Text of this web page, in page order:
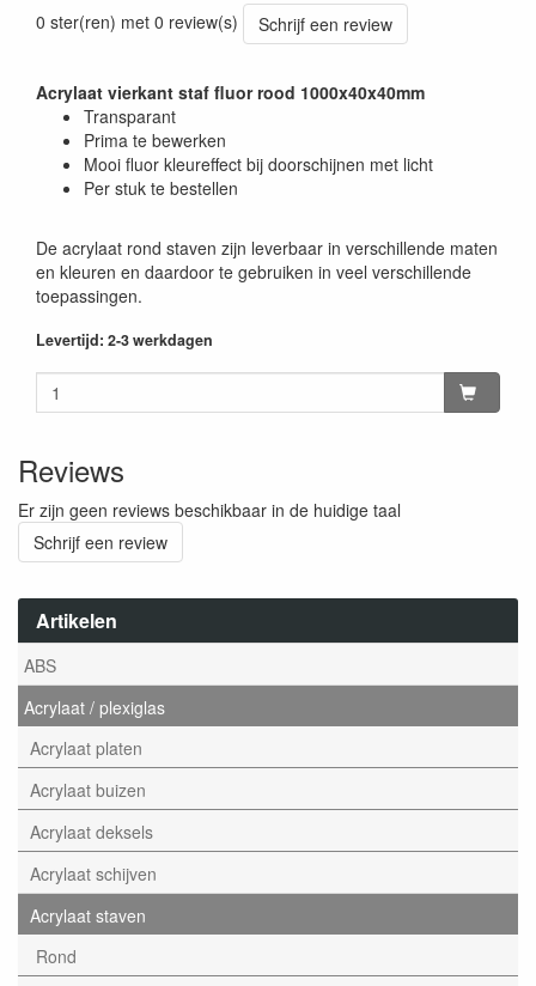
Artikelen
ABS
Acrylaat / plexiglas
Acrylaat platen
Acrylaat buizen
Acrylaat deksels
Acrylaat schijven
Acrylaat staven
Rond
0 ster(ren) met 0 review(s)
Schrijf een review
Acrylaat vierkant staf fluor rood 1000x40x40mm
Transparant
Prima te bewerken
Mooi fluor kleureffect bij doorschijnen met licht
Per stuk te bestellen
De acrylaat rond staven zijn leverbaar in verschillende maten
en kleuren en daardoor te gebruiken in veel verschillende
toepassingen.
Levertijd: 2-3 werkdagen
Reviews
Er zijn geen reviews beschikbaar in de huidige taal
Schrijf een review